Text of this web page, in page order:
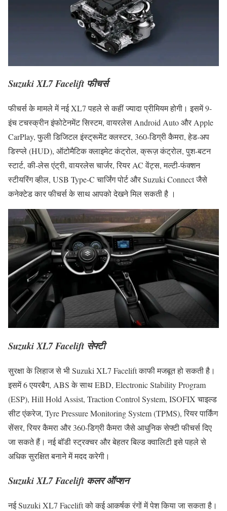
Suzuki XL7 Facelift फीचर्स
फीचर्स के मामले में नई XL7 पहले से कहीं ज्यादा प्रीमियम होगी। इसमें 9-
इंच टचस्क्रीन इंफोटेनमेंट सिस्टम, वायरलेस Android Auto और Apple
CarPlay, फुली डिजिटल इंस्ट्रूमेंट क्लस्टर, 360-डिग्री कैमरा, हेड-अप
डिस्प्ले (HUD), ऑटोमैटिक क्लाइमेट कंट्रोल, क्रूज़ कंट्रोल, पुश-बटन
स्टार्ट, की-लेस एंट्री, वायरलेस चार्जर, रियर AC वेंट्स, मल्टी-फंक्शन
स्टीयरिंग व्हील, USB Type-C चार्जिंग पोर्ट और Suzuki Connect जैसे
कनेक्टेड कार फीचर्स के साथ आपको देखने मिल सकती है ।
Suzuki XL7 Facelift सेफ्टी
सुरक्षा के लिहाज से भी Suzuki XL7 Facelift काफी मजबूत हो सकती है।
इसमें 6 एयरबैग, ABS के साथ EBD, Electronic Stability Program
(ESP), Hill Hold Assist, Traction Control System, ISOFIX चाइल्ड
सीट एंकरेज, Tyre Pressure Monitoring System (TPMS), रियर पार्किंग
सेंसर, रियर कैमरा और 360-डिग्री कैमरा जैसे आधुनिक सेफ्टी फीचर्स दिए
जा सकते हैं। नई बॉडी स्ट्रक्चर और बेहतर बिल्ड क्वालिटी इसे पहले से
अधिक सुरक्षित बनाने में मदद करेगी।
Suzuki XL7 Facelift कलर ऑप्शन
नई Suzuki XL7 Facelift को कई आकर्षक रंगों में पेश किया जा सकता है।